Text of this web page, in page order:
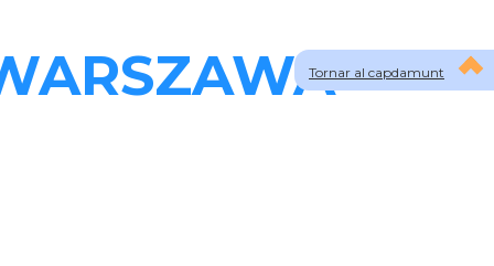
Tornar al capdamunt
-